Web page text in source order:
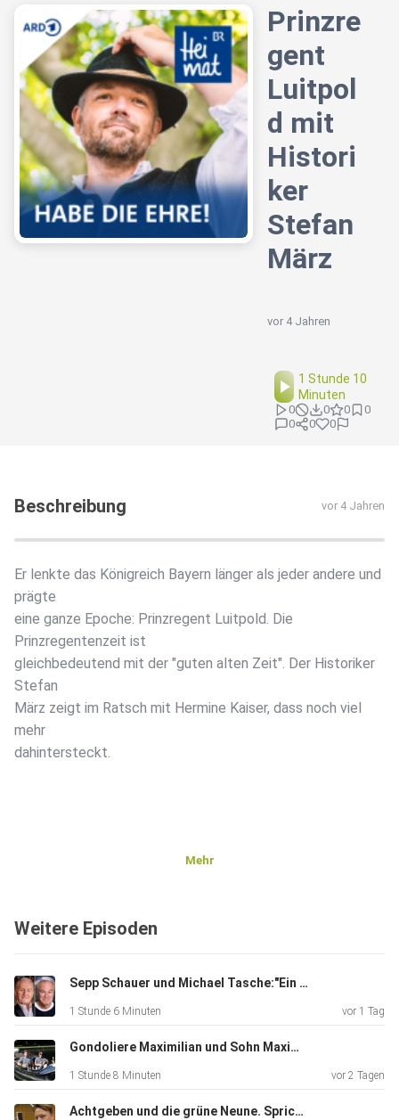
Prinzre
gent
Luitpol
d mit
Histori
ker
Stefan
März
vor 4 Jahren
1 Stunde 10
Minuten
0 0 0
0
0
0 0
Beschreibung vor 4 Jahren
Er lenkte das Königreich Bayern länger als jeder andere und
prägte
eine ganze Epoche: Prinzregent Luitpold. Die
Prinzregentenzeit ist
gleichbedeutend mit der "guten alten Zeit". Der Historiker
Stefan
März zeigt im Ratsch mit Hermine Kaiser, dass noch viel
mehr
dahintersteckt.
Mehr
Weitere Episoden
Sepp Schauer und Michael Tasche:"Ein total verrückter Sommernachtstraum"
1 Stunde 6 Minuten vor 1 Tag
Gondoliere Maximilian und Sohn Maximilian Koch
1 Stunde 8 Minuten vor 2 Tagen
Achtgeben und die grüne Neune. Sprichwortexperte Rolf-Bernhard Essig